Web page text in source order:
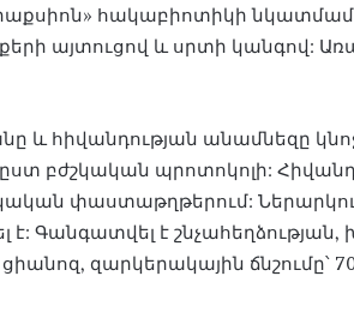
հակաբիոտիկի
այտուցով և սրտի կանգով:
և հիվանդության անամնեզը
բժշկական պրոտոկոլի:
փաստաթղթերում:
Գանգատվել է շնչահեղձության,
զարկերակային ճնշումը՝